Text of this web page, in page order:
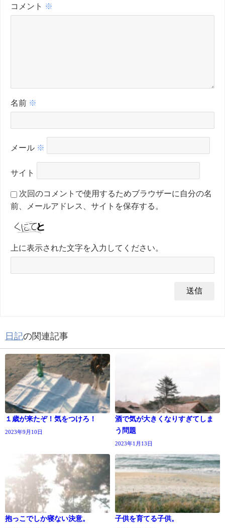
コメント ※
名前 ※
メール ※
サイト
次回のコメントで使用するためブラウザーに自分の名
前、メールアドレス、サイトを保存する。
上に表示された文字を入力してください。
日記の関連記事
１歳が来たぞ！気をつけろ！
2023年9月10日
酒で気が大きくなりすぎてしま
う問題
2023年1月13日
抱っこでしか寝ない決意。 子供を育てる子供。